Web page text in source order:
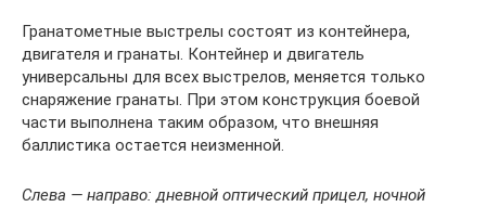
Гранатометные выстрелы состоят из контейнера,
двигателя и гранаты. Контейнер и двигатель
универсальны для всех выстрелов, меняется только
снаряжение гранаты. При этом конструкция боевой
части выполнена таким образом, что внешняя
баллистика остается неизменной.
Слева — направо: дневной оптический прицел, ночной